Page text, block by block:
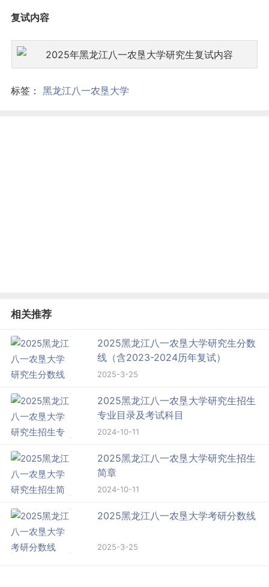
复试内容
标签： 黑龙江八一农垦大学
相关推荐
2025黑龙江八一农垦大学研究生分数
线（含2023-2024历年复试）
2025-3-25
2025黑龙江八一农垦大学研究生招生
专业目录及考试科目
2024-10-11
2025黑龙江八一农垦大学研究生招生
简章
2024-10-11
2025黑龙江八一农垦大学考研分数线
2025-3-25